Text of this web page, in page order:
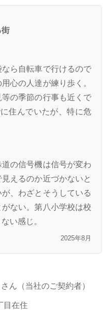
街
ら自転車で行けるので
心の人達が練り歩く。
の季節の行事も近くで
住んでいたが、特に危
の信号機は信号が変わ
えるのか近づかないと
、わざとそうしている
ない。第八小学校は校
い感じ。
2025年8月
ん（当社のご契約者）
目在住